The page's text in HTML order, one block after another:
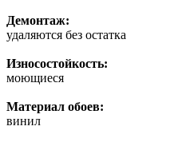
Демонтаж:
удаляются без остатка
Износостойкость:
моющиеся
Материал обоев:
винил